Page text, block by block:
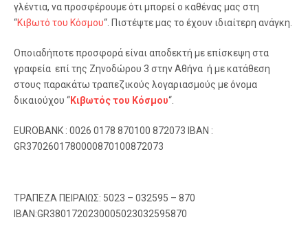
γλέντια, να προσφέρουμε ότι μπορεί ο καθένας μας στη
“Κιβωτό του Κόσμου“. Πιστέψτε μας το έχουν ιδιαίτερη ανάγκη.
Οποιαδήποτε προσφορά είναι αποδεκτή με επίσκεψη στα
γραφεία επί της Ζηνοδώρου 3 στην Αθήνα ή με κατάθεση
στους παρακάτω τραπεζικούς λογαριασμούς με όνομα
δικαιούχου “Κιβωτός του Κόσμου“.
EUROBANK : 0026 0178 870100 872073 IBAN :
GR3702601780000870100872073
ΤΡΑΠΕΖΑ ΠΕΙΡΑΙΩΣ: 5023 – 032595 – 870
IBAN:GR3801720230005023032595870